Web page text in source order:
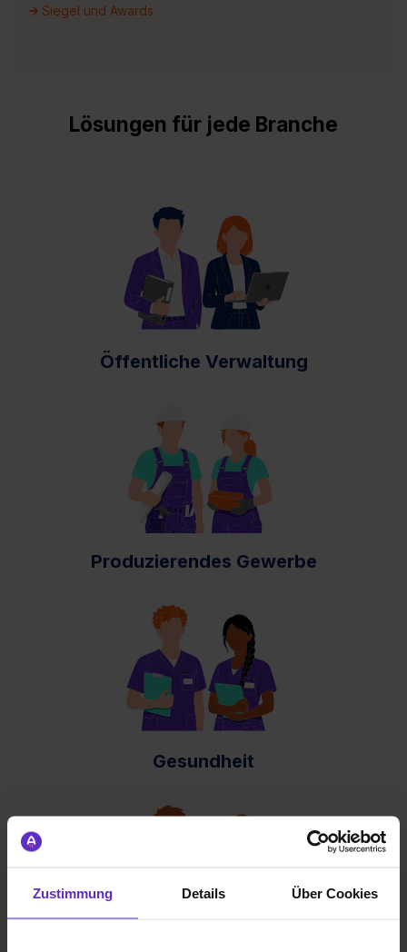
Zustimmung Details Über Cookies
-> Siegel und Awards
Lösungen für jede Branche
Öffentliche Verwaltung
Produzierendes Gewerbe
Gesundheit